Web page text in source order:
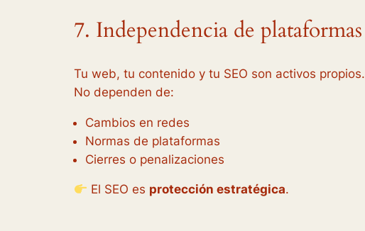
7. Independencia de plataformas
Tu web, tu contenido y tu SEO son activos propios.
No dependen de:
Cambios en redes
Normas de plataformas
Cierres o penalizaciones
El SEO es protección estratégica.